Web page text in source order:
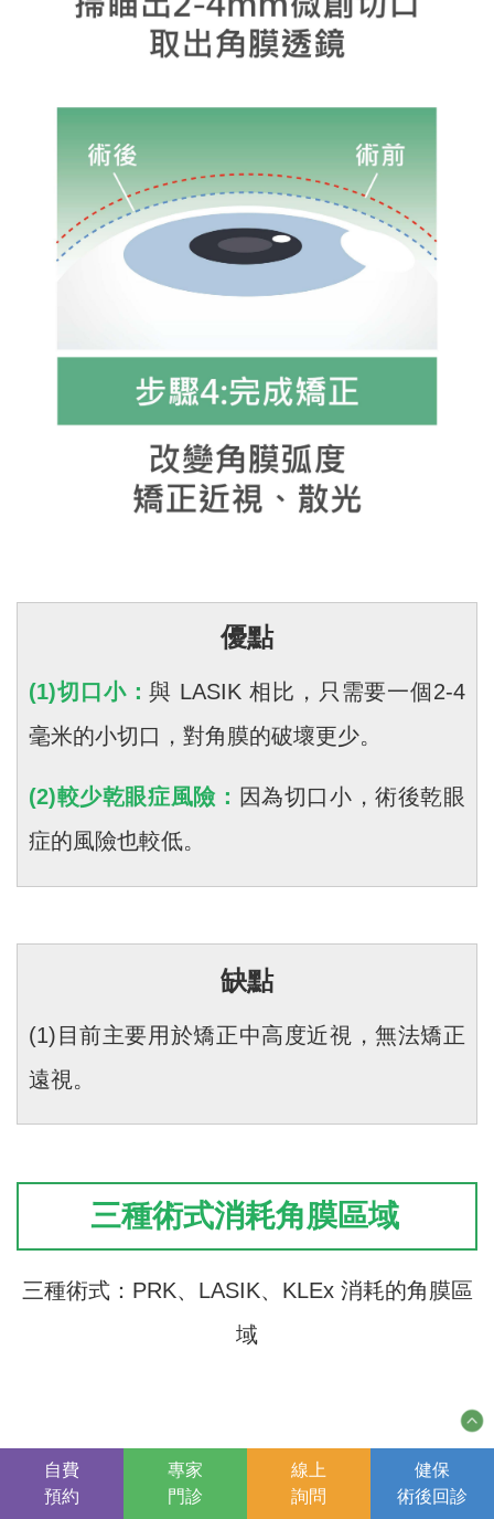
優點
(1)切口小：與 LASIK 相比，只需要一個2-4
毫米的小切口，對角膜的破壞更少。
(2)較少乾眼症風險： 因為切口小，術後乾眼
症的風險也較低。
缺點
(1)目前主要用於矯正中高度近視，無法矯正
遠視。
三種術式消耗角膜區域
三種術式：PRK、LASIK、KLEx 消耗的角膜區
域
自費
預約
專家
門診
線上
詢問
健保
術後回診